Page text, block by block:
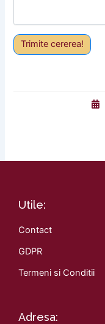
Trimite cererea!
Utile:
Contact
GDPR
Termeni si Conditii
Adresa: